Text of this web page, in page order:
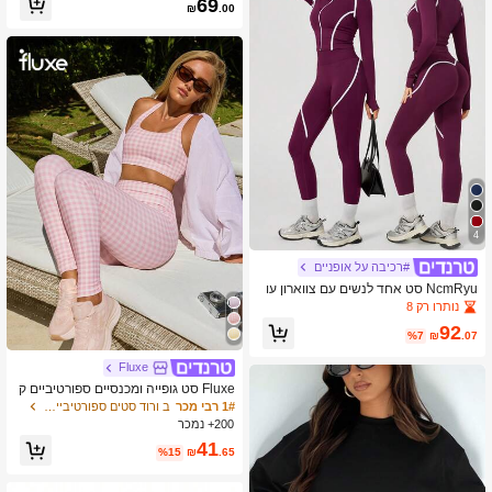
4
#רכיבה על אופניים
NcmRyu סט אחד לנשים עם צווארון עו
מד, פסים מנוגדים, רוכסן, חולצה עם שרו
נותרו רק 8
₪92.07
%7
₪69.00
Fluxe
Fluxe סט גופייה ומכנסיים ספורטיביים ק
ז'ואל לנשים עם הדפס משובץ
1# רבי מכר
200+ נמכר
₪41.65
%15